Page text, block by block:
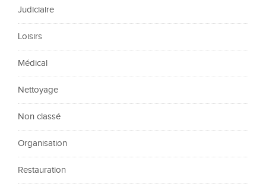
Judiciaire
Loisirs
Médical
Nettoyage
Non classé
Organisation
Restauration